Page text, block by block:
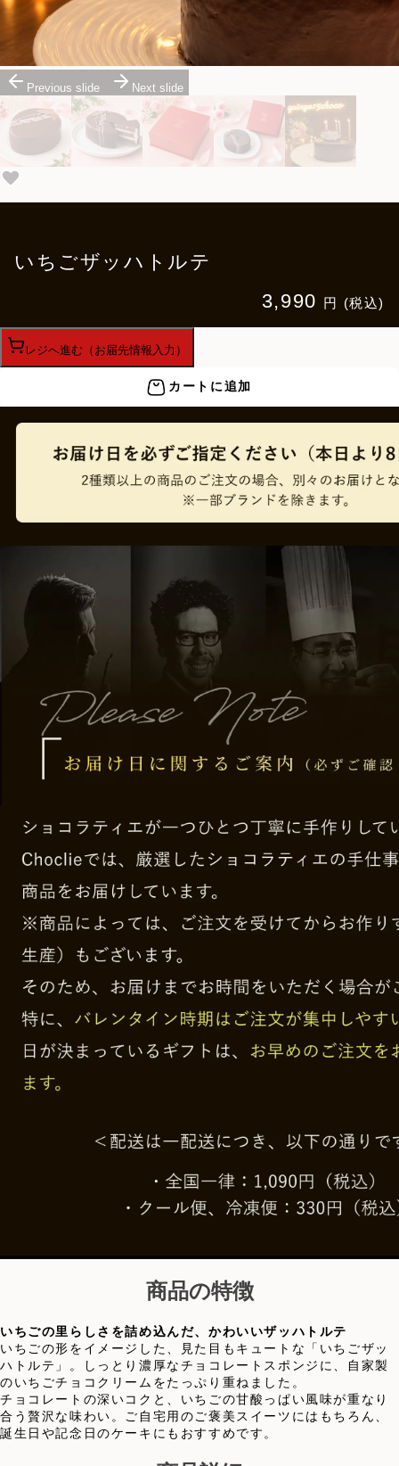
Previous slide Next slide
いちごザッハトルテ
3,990 円 (税込)
レジへ進む（お届先情報入力）
カートに追加
商品の特徴
いちごの里らしさを詰め込んだ、かわいいザッハトルテ
いちごの形をイメージした、見た目もキュートな「いちごザッ
ハトルテ」。しっとり濃厚なチョコレートスポンジに、自家製
のいちごチョコクリームをたっぷり重ねました。
チョコレートの深いコクと、いちごの甘酸っぱい風味が重なり
合う贅沢な味わい。ご自宅用のご褒美スイーツにはもちろん、
誕生日や記念日のケーキにもおすすめです。